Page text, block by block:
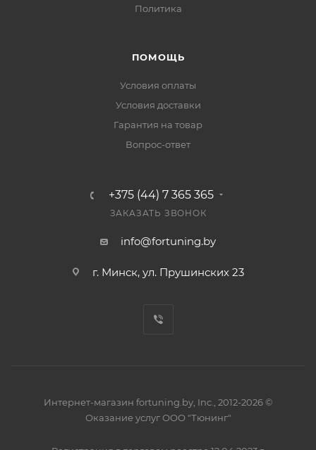
Политика
ПОМОЩЬ
Условия оплаты
Условия доставки
Гарантия на товар
Вопрос-ответ
+375 (44) 7 365 365
ЗАКАЗАТЬ ЗВОНОК
info@fortuning.by
г. Минск, ул. Прушинских 23
Интернет-магазин fortuning.by, Inc., 2012-2026 ©
Оказание услуг ООО "Тюнинг"